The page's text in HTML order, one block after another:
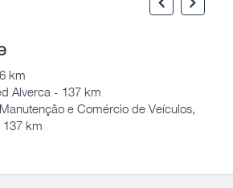
km
Alverca - 137 km
e Comércio de Veículos,
137 km